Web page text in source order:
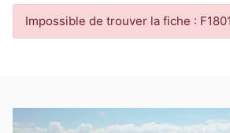
Impossible de trouver la fiche :